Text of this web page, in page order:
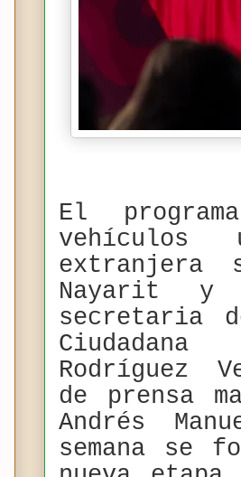
El
vehículos
extranjera
Nayarit y
secretaria
Rodríguez
de prensa
Andrés
semana se